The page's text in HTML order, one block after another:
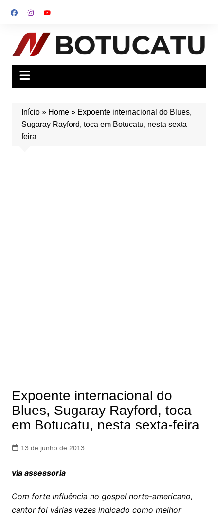
para
conteúdo
Início» Home» Expoente internacional do Blues,
Sugaray Rayford, toca em Botucatu, nesta sexta-
feira
Expoente internacional do
Blues, Sugaray Rayford, toca
em Botucatu, nesta sexta-feira
13 de junho de 2013
via assessoria
Com forte influência no gospel norte-americano,
cantor foi várias vezes indicado como melhor